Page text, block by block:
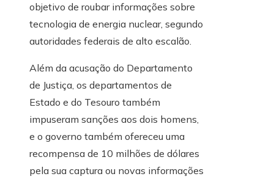
objetivo de roubar informações sobre
tecnologia de energia nuclear, segundo
autoridades federais de alto escalão.
Além da acusação do Departamento
de Justiça, os departamentos de
Estado e do Tesouro também
impuseram sanções aos dois homens,
e o governo também ofereceu uma
recompensa de 10 milhões de dólares
pela sua captura ou novas informações